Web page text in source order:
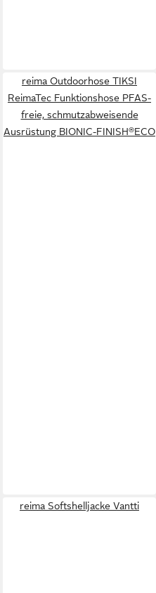
reima Outdoorhose TIKSI
ReimaTec Funktionshose PFAS-
freie, schmutzabweisende
Ausrüstung BIONIC-FINISH®ECO
reima Softshelljacke Vantti